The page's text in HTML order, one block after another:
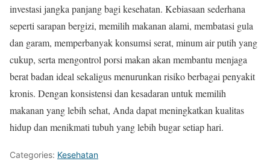
investasi jangka panjang bagi kesehatan. Kebiasaan sederhana
seperti sarapan bergizi, memilih makanan alami, membatasi gula
dan garam, memperbanyak konsumsi serat, minum air putih yang
cukup, serta mengontrol porsi makan akan membantu menjaga
berat badan ideal sekaligus menurunkan risiko berbagai penyakit
kronis. Dengan konsistensi dan kesadaran untuk memilih
makanan yang lebih sehat, Anda dapat meningkatkan kualitas
hidup dan menikmati tubuh yang lebih bugar setiap hari.
Categories: Kesehatan